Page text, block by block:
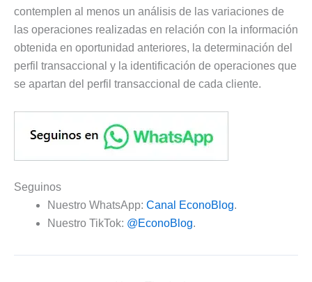
contemplen al menos un análisis de las variaciones de
las operaciones realizadas en relación con la información
obtenida en oportunidad anteriores, la determinación del
perfil transaccional y la identificación de operaciones que
se apartan del perfil transaccional de cada cliente.
Seguinos
Nuestro WhatsApp: Canal EconoBlog.
Nuestro TikTok: @EconoBlog.